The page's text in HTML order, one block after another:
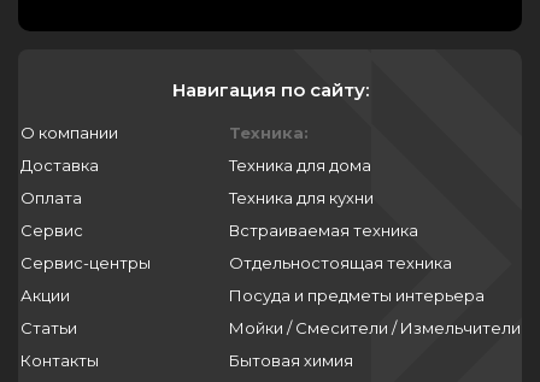
Навигация по сайту:
О компании
Доставка
Оплата
Сервис
Сервис-центры
Акции
Статьи
Контакты
Техника:
Техника для дома
Техника для кухни
Встраиваемая техника
Отдельностоящая техника
Посуда и предметы интерьера
Мойки / Смесители / Измельчители
Бытовая химия